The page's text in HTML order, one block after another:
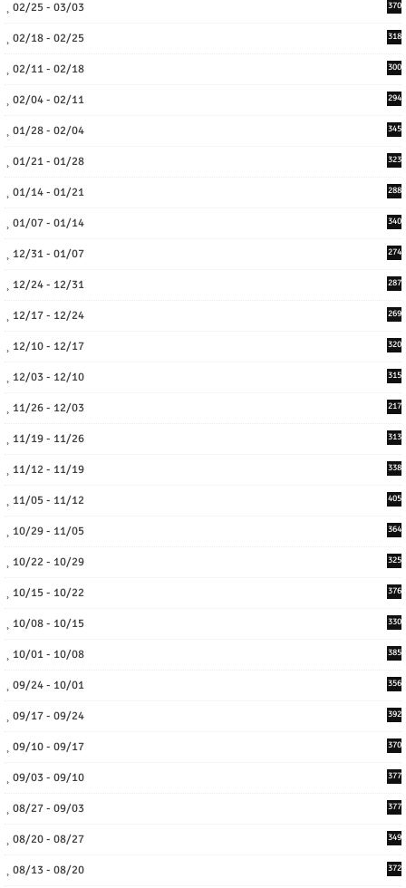
02/25 - 03/03 370
02/18 - 02/25 318
02/11 - 02/18 300
02/04 - 02/11 294
01/28 - 02/04 345
01/21 - 01/28 323
01/14 - 01/21 288
01/07 - 01/14 340
12/31 - 01/07 274
12/24 - 12/31 287
12/17 - 12/24 269
12/10 - 12/17 320
12/03 - 12/10 315
11/26 - 12/03 217
11/19 - 11/26 313
11/12 - 11/19 338
11/05 - 11/12 405
10/29 - 11/05 364
10/22 - 10/29 325
10/15 - 10/22 376
10/08 - 10/15 330
10/01 - 10/08 385
09/24 - 10/01 356
09/17 - 09/24 392
09/10 - 09/17 370
09/03 - 09/10 377
08/27 - 09/03 377
08/20 - 08/27 349
08/13 - 08/20 372